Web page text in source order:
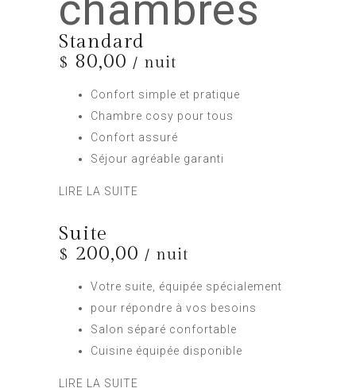
Standard
$ 80,00 / nuit
Confort simple et pratique
Chambre cosy pour tous
Confort assuré
Séjour agréable garanti
LIRE LA SUITE
Suite
$ 200,00 / nuit
Votre suite, équipée spécialement
pour répondre à vos besoins
Salon séparé confortable
Cuisine équipée disponible
LIRE LA SUITE